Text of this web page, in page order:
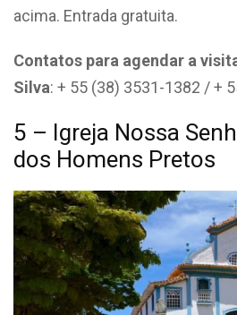
acima. Entrada gratuita.
Contatos para agendar a
Silva: + 55 (38) 3531-1382 / +
5 – Igreja Nossa
dos Homens Pretos